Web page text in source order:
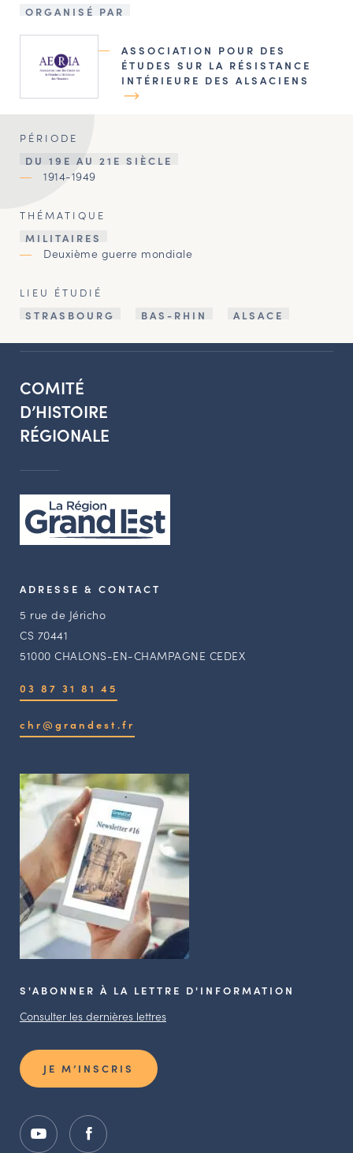
ORGANISÉ PAR
ASSOCIATION POUR DES
ÉTUDES SUR LA RÉSISTANCE
INTÉRIEURE DES ALSACIENS
PÉRIODE
DU 19E AU 21E SIÈCLE
1914-1949
THÉMATIQUE
MILITAIRES
Deuxième guerre mondiale
LIEU ÉTUDIÉ
STRASBOURG
BAS-RHIN ALSACE
COMITÉ
D’HISTOIRE
RÉGIONALE
ADRESSE & CONTACT
5 rue de Jéricho
CS 70441
51000 CHALONS-EN-CHAMPAGNE CEDEX
03 87 31 81 45
chr@grandest.fr
S'ABONNER À LA LETTRE D'INFORMATION
Consulter les dernières lettres
JE M’INSCRIS